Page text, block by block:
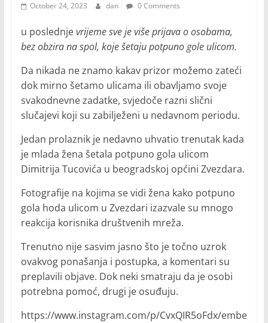
October 24, 2023 dan 0 Comments
u poslednjevrijeme sve je više prijava o osobama,
bez obzira na spol, koje šetaju potpuno gole ulicom.
Da nikada ne znamo kakav prizor možemo zateći
dok mirno šetamo ulicama ili obavljamo svoje
svakodnevne zadatke, svjedoče razni slični
slučajevi koji su zabilježeni u nedavnom periodu.
Jedan prolaznik je nedavno uhvatio trenutak kada
je mlada žena šetala potpuno gola ulicom
Dimitrija Tucovića u beogradskoj općini Zvezdara.
Fotografije na kojima se vidi žena kako potpuno
gola hoda ulicom u Zvezdari izazvale su mnogo
reakcija korisnika društvenih mreža.
Trenutno nije sasvim jasno što je točno uzrok
ovakvog ponašanja i postupka, a komentari su
preplavili objave. Dok neki smatraju da je osobi
potrebna pomoć, drugi je osuđuju.
https://www.instagram.com/p/CvxQIR5oFdx/embe